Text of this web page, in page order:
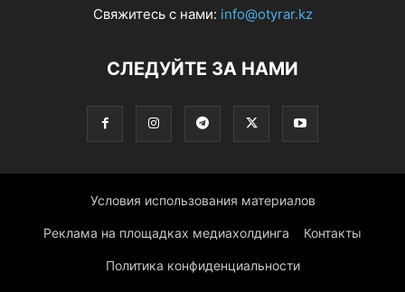
Свяжитесь с нами: info@otyrar.kz
СЛЕДУЙТЕ ЗА НАМИ
Условия использования материалов
Реклама на площадках медиахолдинга Контакты
Политика конфиденциальности